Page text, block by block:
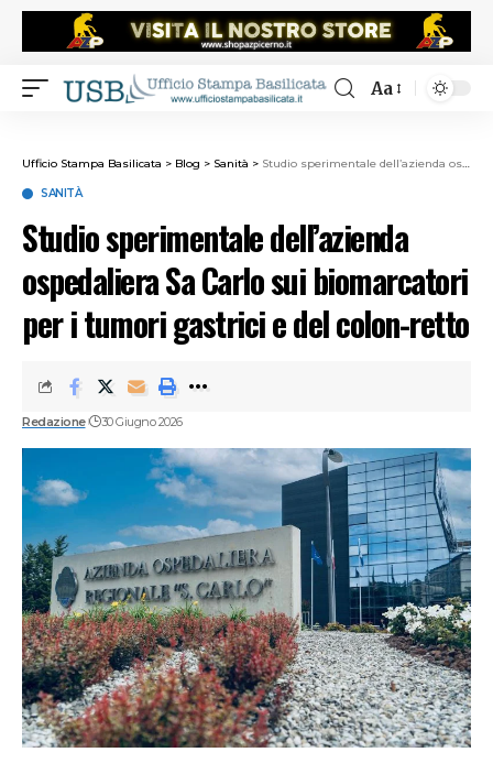
Aa
Ufficio Stampa Basilicata > Blog > Sanità > Studio sperimentale dell’azienda ospedaliera Sa Carlo sui biomarcatori per i tumori gastrici e del colon-retto
SANITÀ
Studio sperimentale dell’azienda
ospedaliera Sa Carlo sui biomarcatori
per i tumori gastrici e del colon-retto
Redazione 30 Giugno 2026